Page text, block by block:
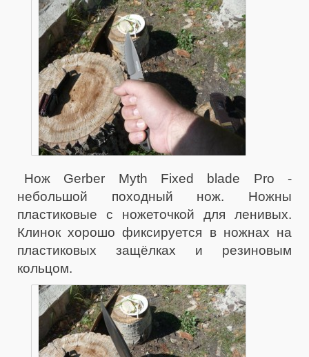
Нож Gerber Myth Fixed blade Pro -
небольшой походный нож. Ножны
пластиковые с ножеточкой для ленивых.
Клинок хорошо фиксируется в ножнах на
пластиковых защёлках и резиновым
кольцом.